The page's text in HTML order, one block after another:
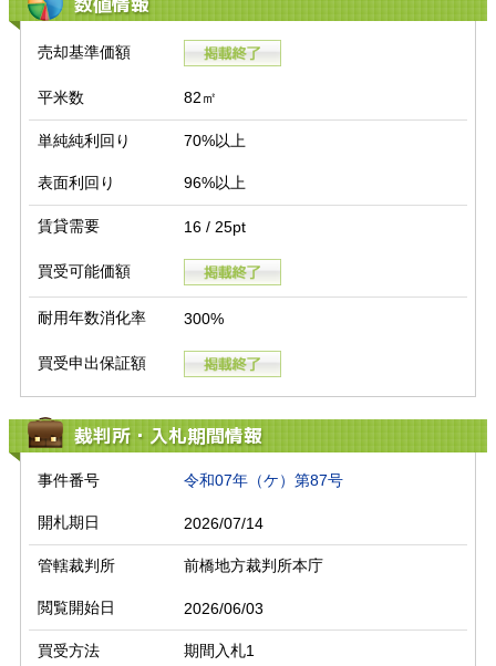
売却基準価額
平米数 82㎡
単純純利回り 70%以上
表面利回り 96%以上
賃貸需要 16 / 25pt
買受可能価額
耐用年数消化率 300%
買受申出保証額
裁判所・入札期間情報
事件番号 令和07年（ケ）第87号
開札期日 2026/07/14
管轄裁判所 前橋地方裁判所本庁
閲覧開始日 2026/06/03
買受方法 期間入札1